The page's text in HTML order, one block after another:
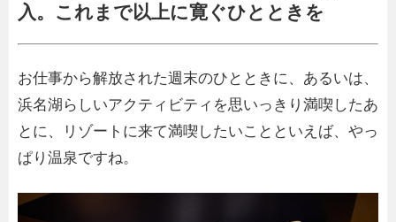
入。これまで以上に寛ぐひとときを
お仕事から解放された週末のひとときに、あるいは、
浜名湖らしいアクティビティを思いっきり満喫したあ
とに、リゾートに来て満喫したいことといえば、やっ
ぱり温泉ですね。